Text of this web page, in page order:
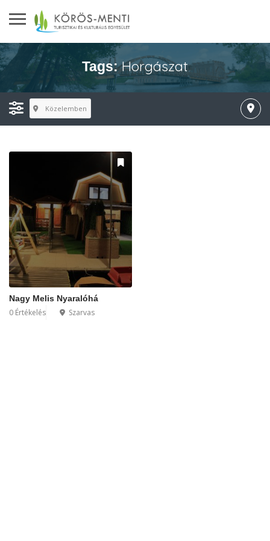
Tags:Horgászat
Közelemben
Nagy Melis Nyaralóhá
0 Értékelés Szarvas